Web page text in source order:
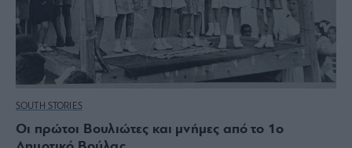
SOUTH STORIES
Οι πρώτοι Βουλιώτες και μνήμες από το 1ο